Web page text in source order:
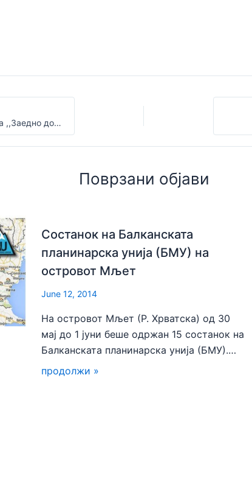
Поддршка на првата инклузивна штафетна трка ,,Заедно до целта,,
Поврзани објави
Состанок на Балканската
планинарска унија (БМУ) на
островот Мљет
June 12, 2014
На островот Мљет (Р. Хрватска) од 30
мај до 1 јуни беше одржан 15 состанок на
Балканската планинарска унија (БМУ).…
продолжи »